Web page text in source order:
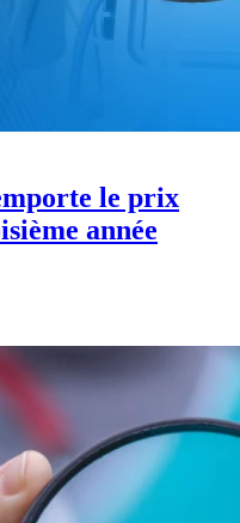
le prix
année